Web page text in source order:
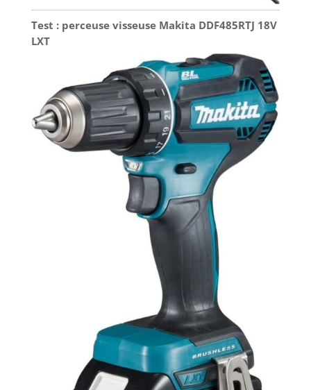
Test : perceuse visseuse Makita DDF485RTJ 18V
LXT